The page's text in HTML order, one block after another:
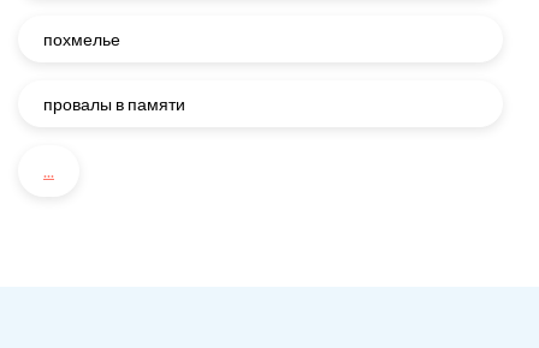
похмелье
провалы в памяти
...